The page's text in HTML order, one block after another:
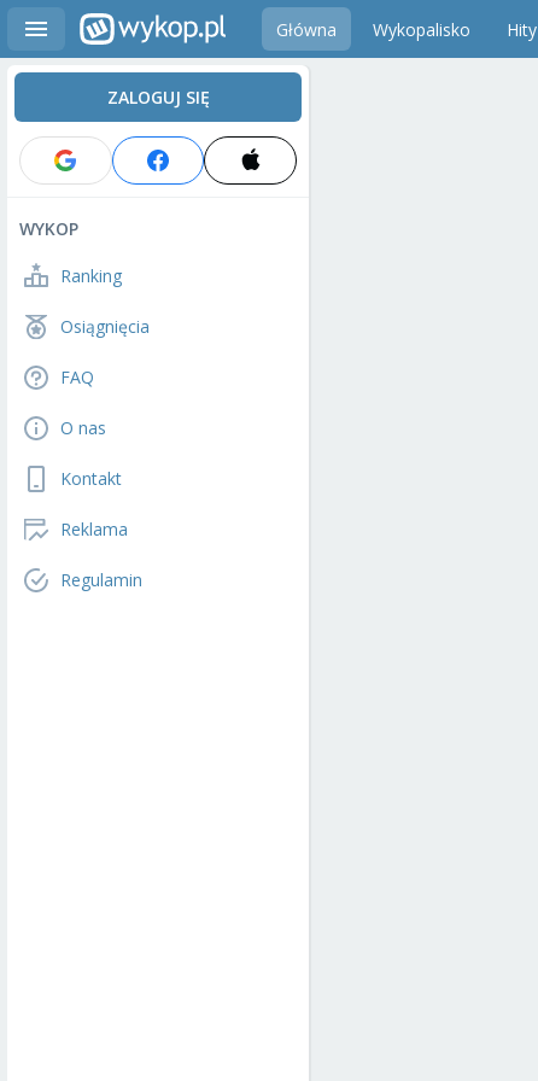
Główna Wykopalisko Hity
ZALOGUJ SIĘ
WYKOP
Ranking
Osiągnięcia
FAQ
O nas
Kontakt
Reklama
Regulamin